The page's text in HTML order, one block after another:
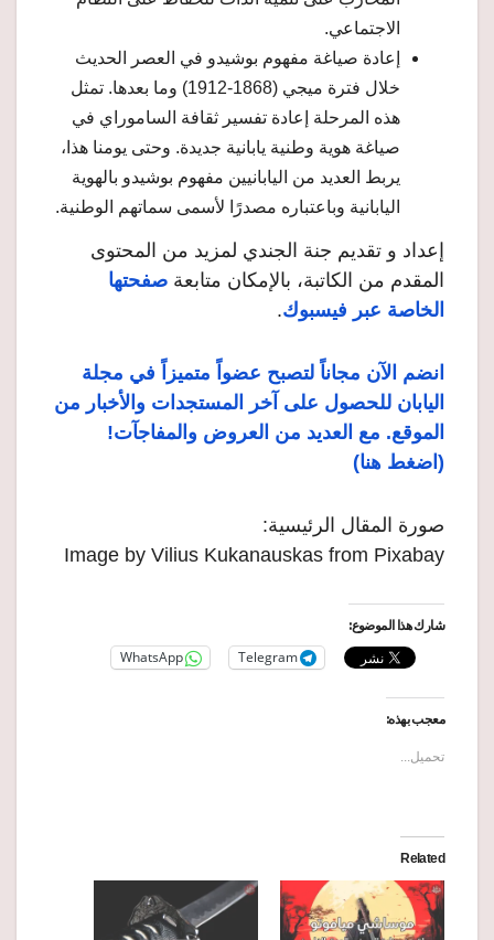
الاجتماعي.
إعادة صياغة مفهوم بوشيدو في العصر الحديث
خلال فترة ميجي (1868-1912) وما بعدها. تمثل
هذه المرحلة إعادة تفسير ثقافة الساموراي في
صياغة هوية وطنية يابانية جديدة. وحتى يومنا هذا،
يربط العديد من اليابانيين مفهوم بوشيدو بالهوية
اليابانية وباعتباره مصدرًا لأسمى سماتهم الوطنية.
إعداد و تقديم جنة الجندي لمزيد من المحتوى
المقدم من الكاتبة، بالإمكان متابعة صفحتها
الخاصة عبر فيسبوك.
انضم الآن مجاناً لتصبح عضواً متميزاً في مجلة
اليابان للحصول على آخر المستجدات والأخبار من
الموقع. مع العديد من العروض والمفاجآت!
(اضغط هنا)
صورة المقال الرئيسية:
Image by Vilius Kukanauskas from Pixabay
شارك هذا الموضوع:
Telegram
WhatsApp
معجب بهذه:
تحميل...
Related